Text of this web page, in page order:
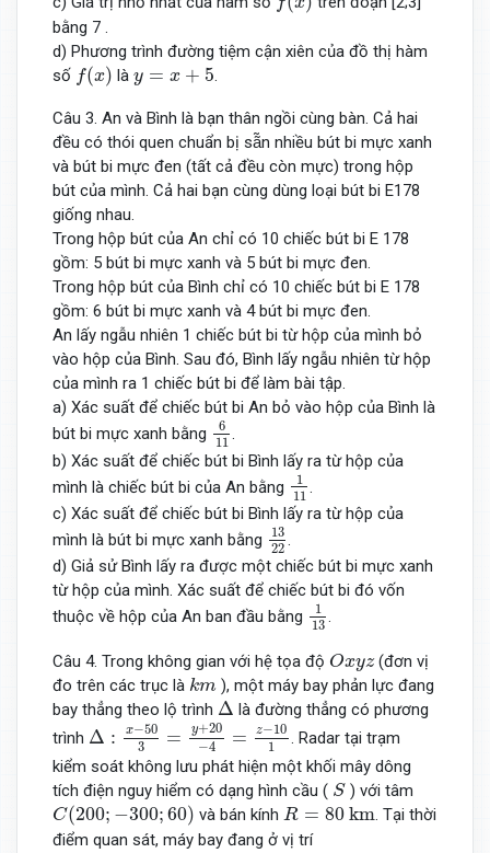
bằng 7 .
d) Phương trình đường tiệm cận xiên của đồ thị hàm
số f(x)
f(x) lày = x + 5
y=x+5 .
Câu 3. An và Bình là bạn thân ngồi cùng bàn. Cả hai
đều có thói quen chuẩn bị sã̃n nhiều bút bi mực xanh
và bút bi mực đen (tất cả đều còn mực) trong hộp
bút của mình. Cả hai bạn cùng dùng loại bút bi E178
giống nhau.
Trong hộp bút của An chỉ có 10 chiếc bút bi E 178
gồm: 5 bút bi mực xanh và 5 bút bi mực đen.
Trong hộp bút của Bình chỉ có 10 chiếc bút bi E 178
gồm: 6 bút bi mực xanh và 4 bút bi mực đen.
An lấy ngẫu nhiên 1 chiếc bút bi từ hộp của mình bỏ
vào hộp của Bình. Sau đó, Bình lấy ngẫu nhiên từ hộp
của mình ra 1 chiếc bút bi để làm bài tập.
a) Xác suất để chiếc bút bi An bỏ vào hộp của Bình là
bút bi mực xanh bằng
6
11
611
.
b) Xác suất để chiếc bút bi Bình lấy ra từ hộp của
mình là chiếc bút bi của An bằng
1
11
111
c) Xác suất để chiếc bút bi Bình lấy ra từ hộp của
mình là bút bi mực xanh bằng
13
22
1322
.
d) Giả sử Bình lấy ra được một chiếc bút bi mực xanh
từ hộp của mình. Xác suất để chiếc bút bi đó vốn
thuộc về hộp của An ban đầu bằng
1
13
113
.
Câu 4. Trong không gian với hệ tọa độ Oxyz
Ox
(đơn vị
đo trên các trục là km
km ), một máy bay phản lực đang
bay thẳng theo lộ trình Δ
Δ là đường thẳng có phương
trình Δ : x−50
3
= y+20
−4 = z−10
1
Δ:x−503 =y +20−4 =z −101
. Radar tại trạm
kiểm soát không lưu phát hiện một khối mây dông
tích điện nguy hiểm có dạng hình cầu ( S
S) với tâm
C(200; −300;60)
C(200 300; 60) và bán kính R = 80 km
R= 80km
. Tại thời
điểm quan sát, máy bay đang ở vị trí